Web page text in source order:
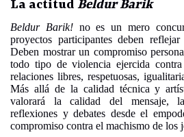
La actitud Beldur Barik
Beldur Barik! no es un mero
proyectos participantes deben
Deben mostrar un compromiso
todo tipo de violencia ejercida
relaciones libres, respetuosas,
Más allá de la calidad técnica y
valorará la calidad del mensaje,
reflexiones y debates desde el
compromiso contra el machismo de los